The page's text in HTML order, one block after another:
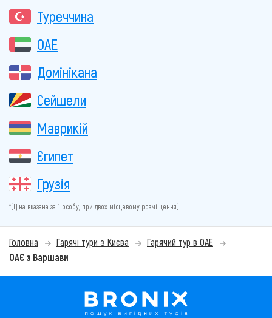
Туреччина
ОАЕ
Домінікана
Сейшели
Маврикій
Єгипет
Грузія
*(Ціна вказана за 1 особу, при двох місцевому розміщення)
Головна Гарячі тури з Києва
Гарячий тур в ОАЕ
ОАЄ з Варшави